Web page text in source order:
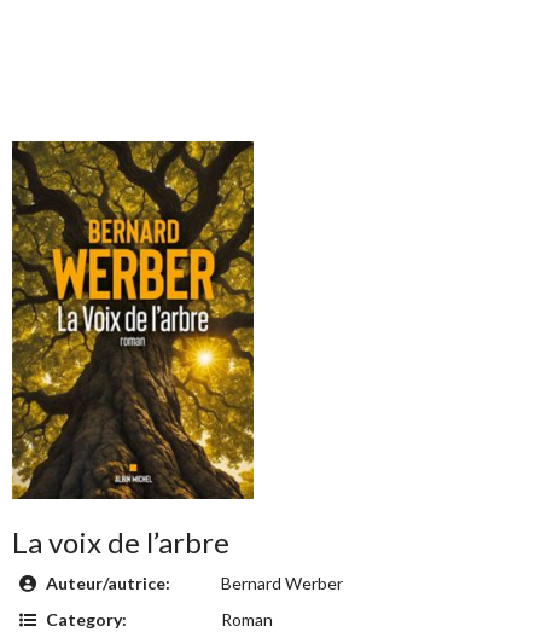
La voix de l’arbre
Auteur/autrice:
Bernard Werber
Category:
Roman